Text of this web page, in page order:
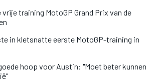
training MotoGP Grand Prix van de
in kletsnatte eerste MotoGP-training in
hoop voor Austin: "Moet beter kunnen